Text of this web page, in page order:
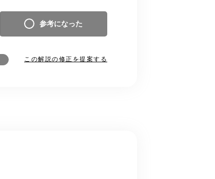
参考になった
この解説の修正を提案する